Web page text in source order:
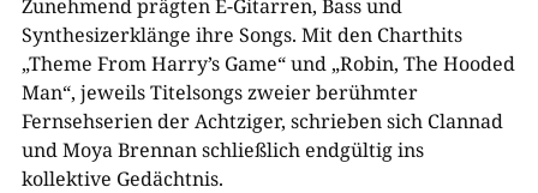
Zunehmend prägten E-Gitarren, Bass und
Synthesizerklänge ihre Songs. Mit den Charthits
„Theme From Harry’s Game“ und „Robin, The Hooded
Man“, jeweils Titelsongs zweier berühmter
Fernsehserien der Achtziger, schrieben sich Clannad
und Moya Brennan schließlich endgültig ins
kollektive Gedächtnis.